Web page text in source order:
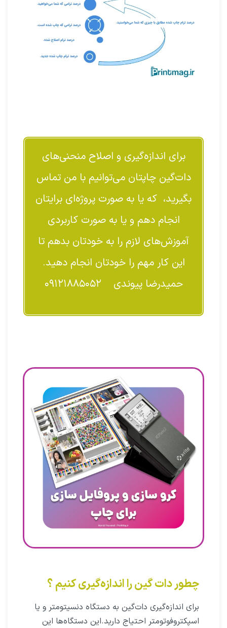
برای اندازه‌گیری و اصلاح منحنی‌های
دات‌گین چاپتان می‌توانیم با من تماس
بگیرید، که یا به صورت پروژه‌ای برایتان
انجام دهم و یا به صورت کاربردی
آموزش‌های لازم را به خودتان بدهم تا
این کار مهم را خودتان انجام دهید.
حمیدرضا پیوندی ۰۹۱۲۱۸۸۵۰۵۲
چطور دات گین را اندازه‌گیری کنیم ؟
برای اندازه‌گیری دات‌گین به دستگاه دنسیتومتر و یا
اسپکتروفوتومتر احتیاج دارید.این دستگاه‌ها این